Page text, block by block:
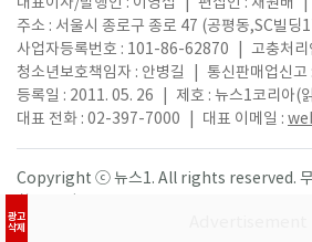
광고
삭제
주소 : 서울시 종로구 종로 47 (공평동,SC빌딩
사업자등록번호 : 101-86-62870
고충처리
청소년보호책임자 : 안병길
통신판매업신
등록일 : 2011. 05. 26
제호 : 뉴스1코리아(
대표 전화 : 02-397-7000
대표 이메일 :
Copyright ⓒ 뉴스1. All rights reserved. 무